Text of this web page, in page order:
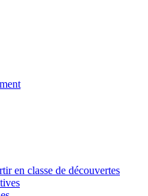
en classe de découvertes